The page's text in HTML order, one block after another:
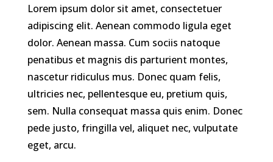
Lorem ipsum dolor sit amet, consectetuer
adipiscing elit. Aenean commodo ligula eget
dolor. Aenean massa. Cum sociis natoque
penatibus et magnis dis parturient montes,
nascetur ridiculus mus. Donec quam felis,
ultricies nec, pellentesque eu, pretium quis,
sem. Nulla consequat massa quis enim. Donec
pede justo, fringilla vel, aliquet nec, vulputate
eget, arcu.